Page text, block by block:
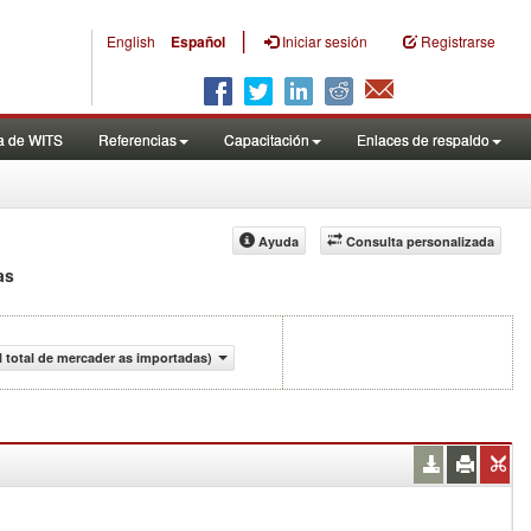
English Español | Iniciar sesión Registrarse
de WITS Referencias Capacitación Enlaces de respaldo
Consulta personalizada
Ayuda
de mercader as importadas)